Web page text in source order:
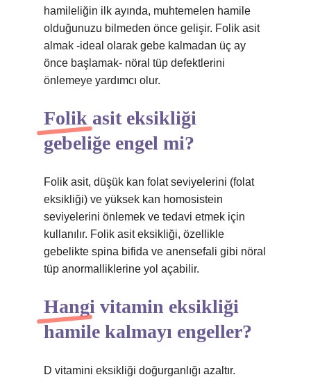
hamileliğin ilk ayında, muhtemelen hamile
olduğunuzu bilmeden önce gelişir. Folik asit
almak -ideal olarak gebe kalmadan üç ay
önce başlamak- nöral tüp defektlerini
önlemeye yardımcı olur.
Folik asit eksikliği
gebeliğe engel mi?
Folik asit, düşük kan folat seviyelerini (folat
eksikliği) ve yüksek kan homosistein
seviyelerini önlemek ve tedavi etmek için
kullanılır. Folik asit eksikliği, özellikle
gebelikte spina bifida ve anensefali gibi nöral
tüp anormalliklerine yol açabilir.
Hangi vitamin eksikliği
hamile kalmayı engeller?
D vitamini eksikliği doğurganlığı azaltır.